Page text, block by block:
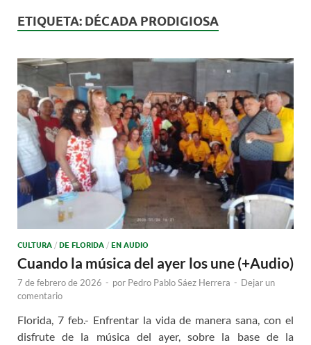
ETIQUETA: DÉCADA PRODIGIOSA
CULTURA / DE FLORIDA / EN AUDIO
Cuando la música del ayer los une (+Audio)
7 de febrero de 2026 - por Pedro Pablo Sáez Herrera - Dejar un
comentario
Florida, 7 feb.- Enfrentar la vida de manera sana, con el
disfrute de la música del ayer, sobre la base de la